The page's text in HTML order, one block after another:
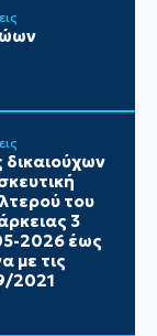
του
3
2026 έως
με τις
2021